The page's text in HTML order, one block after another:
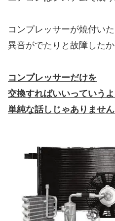
コンプレッサーが焼付いた
異音がでたりと故障した
コンプレッサーだけを
交換すればいいっていう
単純な話しじゃありません